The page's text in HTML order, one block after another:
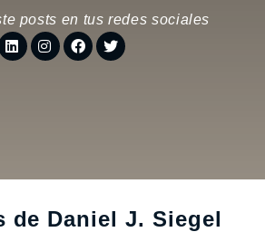
posts en tus redes sociales
de Daniel J. Siegel